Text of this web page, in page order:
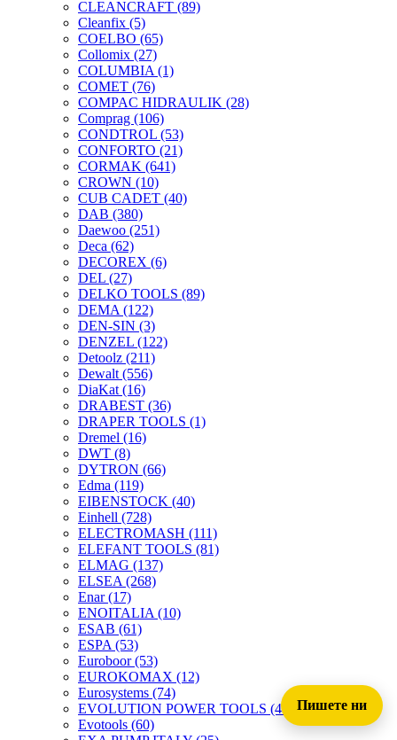
CLEANCRAFT (89)
Cleanfix (5)
COELBO (65)
Collomix (27)
COLUMBIA (1)
COMET (76)
COMPAC HIDRAULIK (28)
Comprag (106)
CONDTROL (53)
CONFORTO (21)
CORMAK (641)
CROWN (10)
CUB CADET (40)
DAB (380)
Daewoo (251)
Deca (62)
DECOREX (6)
DEL (27)
DELKO TOOLS (89)
DEMA (122)
DEN-SIN (3)
DENZEL (122)
Detoolz (211)
Dewalt (556)
DiaKat (16)
DRABEST (36)
DRAPER TOOLS (1)
Dremel (16)
DWT (8)
DYTRON (66)
Edma (119)
EIBENSTOCK (40)
Einhell (728)
ELECTROMASH (111)
ELEFANT TOOLS (81)
ELMAG (137)
ELSEA (268)
Enar(17)
ENOITALIA (10)
ESAB (61)
ESPA (53)
Euroboor(53)
EUROKOMAX (12)
Eurosystems (74)
EVOLUTION POWER TOOLS (45)
Evotools (60)
Пишете ни